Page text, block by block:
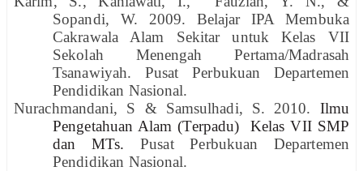
Sopandi, W. 2009. Belajar IPA Membuka
Cakrawala Alam Sekitaruntuk Kelas VII
Sekolah Menengah Pertama/Madrasah
Tsanawiyah. Pusat Perbukuan Departemen
Pendidikan Nasional.
Nurachmandani, S & Samsulhadi, S. 2010. Ilmu
Pengetahuan Alam (Terpadu) Kelas VII SMP
dan MTs.Pusat Perbukuan Departemen
Pendidikan Nasional.